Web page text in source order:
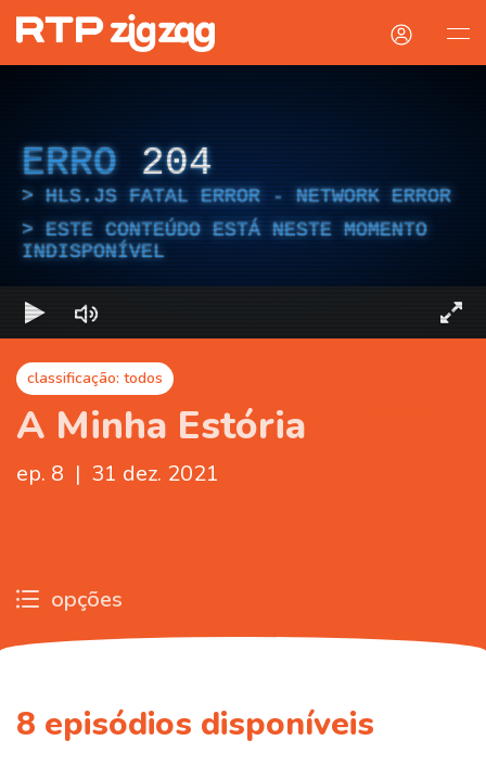
ERRO 204
HLS.JS FATAL ERROR - NETWORK ERROR
ESTE CONTEÚDO ESTÁ NESTE MOMENTO
INDISPONÍVEL
classificação: todos
A Minha Estória
ep. 8 | 31 dez. 2021
opções
8 episódios disponíveis